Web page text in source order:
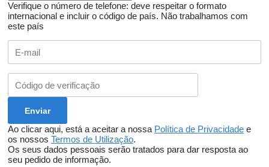
Verifique o número de telefone: deve respeitar o formato
internacional e incluir o código de país. Não trabalhamos com
este país
Ao clicar aqui, está a aceitar a nossa Política de Privacidade e
os nossos Termos de Utilização.
Os seus dados pessoais serão tratados para dar resposta ao
seu pedido de informação.